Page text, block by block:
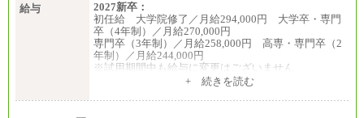
給与
2027新卒：
初任給 大学院修了／月給294,000円 大学卒・専門
卒（4年制）／月給270,000円
専門卒（3年制）／月給258,000円 高専・専門卒（2
年制）／月給244,000円
※試用期間中も給与に変更はございません
②事務職 月給275,000円以上
+ 続きを読む